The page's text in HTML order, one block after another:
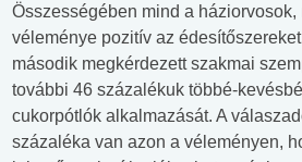
Összességében mind a
véleménye pozitív az
második megkérdezett szakmai
további 46 százalékuk többé-
cukorpótlók alkalmazását. A
százaléka van azon a véleményen,